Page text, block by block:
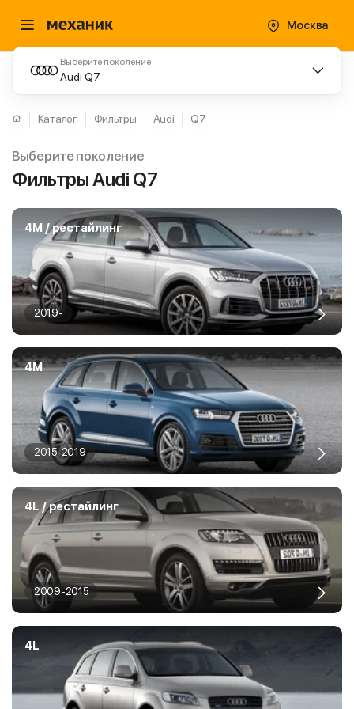
Москва
Выберите поколение
Audi Q7
Каталог Фильтры Audi Q7
Выберите поколение
Фильтры Audi Q7
4M / рестайлинг
2019-
4M
2015-2019
4L / рестайлинг
2009-2015
4L